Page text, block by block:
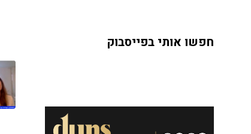
חפשו אותי בפייסבוק